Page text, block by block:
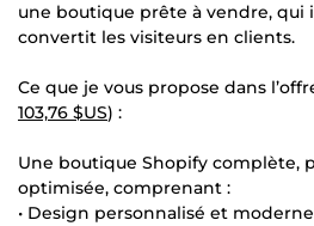
une boutique prête à vendre, qui
convertit les visiteurs en clients.
Ce que je vous propose dans
103,76 $US) :
Une boutique Shopify complète,
optimisée, comprenant :
• Design personnalisé et